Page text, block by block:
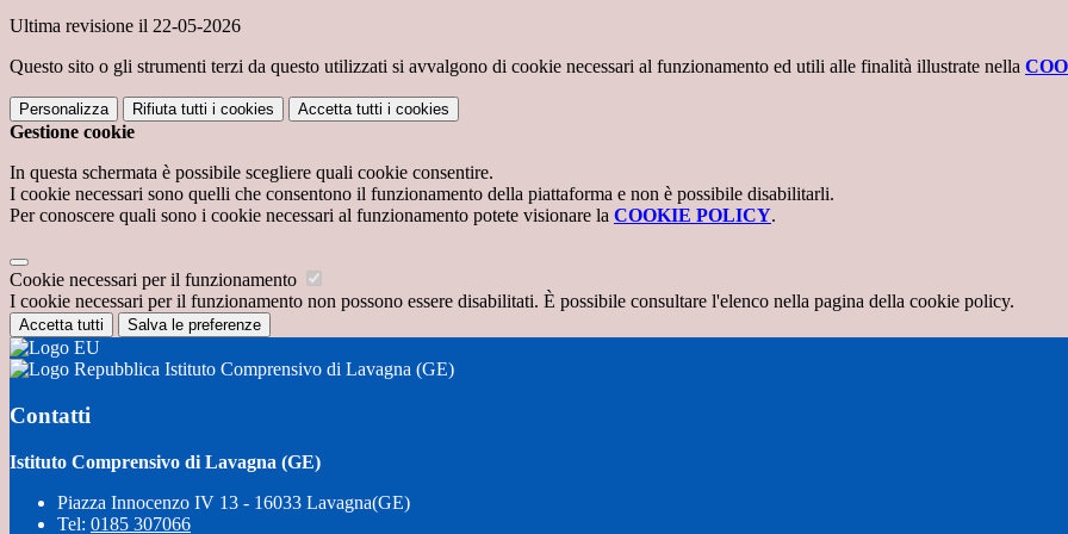
Ultima revisione il 22-05-2026
Questo sito o gli strumenti terzi da questo utilizzati si avvalgono di cookie necessari al funzionamento ed utili alle finalità illustrate nella
Personalizza Rifiuta tutti i cookies Accetta tutti i cookies
Gestione cookie
In questa schermata è possibile scegliere quali cookie consentire.
I cookie necessari sono quelli che consentono il funzionamento della piattaforma e non è possibile disabilitarli.
Per conoscere quali sono i cookie necessari al funzionamento potete visionare la COOKIE POLICY.
Cookie necessari per il funzionamento
I cookie necessari per il funzionamento non possono essere disabilitati. È possibile consultare l'elenco nella pagina della cookie policy.
Accetta tutti Salva le preferenze
Istituto Comprensivo di Lavagna (GE)
Contatti
Istituto Comprensivo di Lavagna (GE)
Piazza Innocenzo IV 13 - 16033 Lavagna(GE)
Tel: 0185 307066